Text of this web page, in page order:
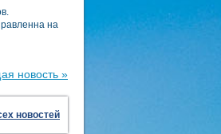
на
новость »
новостей